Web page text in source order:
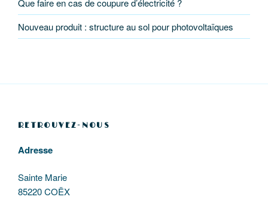
Que faire en cas de coupure d’électricité ?
Nouveau produit : structure au sol pour photovoltaïques
RETROUVEZ-NOUS
Adresse
Sainte Marie
85220 COËX